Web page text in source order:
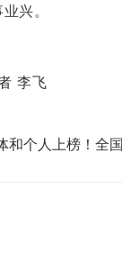
兴。
李飞
和个人上榜！全